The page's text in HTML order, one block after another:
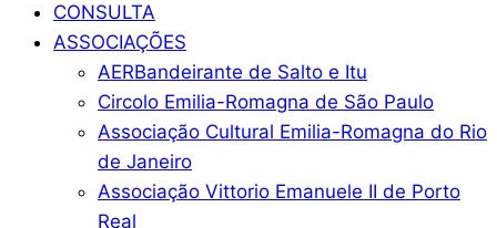
CONSULTA
ASSOCIAÇÕES
AERBandeirante de Salto e Itu
Circolo Emilia-Romagna de São Paulo
Associação Cultural Emilia-Romagna do Rio
de Janeiro
Associação Vittorio Emanuele II de Porto
Real